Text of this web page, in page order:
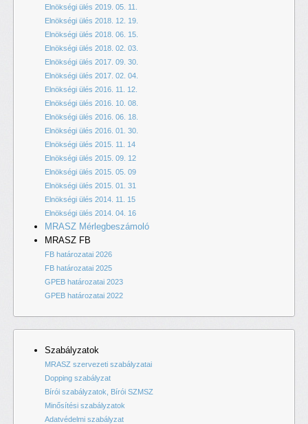
Elnökségi ülés 2019. 05. 11.
Elnökségi ülés 2018. 12. 19.
Elnökségi ülés 2018. 06. 15.
Elnökségi ülés 2018. 02. 03.
Elnökségi ülés 2017. 09. 30.
Elnökségi ülés 2017. 02. 04.
Elnökségi ülés 2016. 11. 12.
Elnökségi ülés 2016. 10. 08.
Elnökségi ülés 2016. 06. 18.
Elnökségi ülés 2016. 01. 30.
Elnökségi ülés 2015. 11. 14
Elnökségi ülés 2015. 09. 12
Elnökségi ülés 2015. 05. 09
Elnökségi ülés 2015. 01. 31
Elnökségi ülés 2014. 11. 15
Elnökségi ülés 2014. 04. 16
MRASZ Mérlegbeszámoló
MRASZ FB
FB határozatai 2026
FB határozatai 2025
GPEB határozatai 2023
GPEB határozatai 2022
Szabályzatok
MRASZ szervezeti szabályzatai
Dopping szabályzat
Bírói szabályzatok, Bírói SZMSZ
Minősítési szabályzatok
Adatvédelmi szabályzat